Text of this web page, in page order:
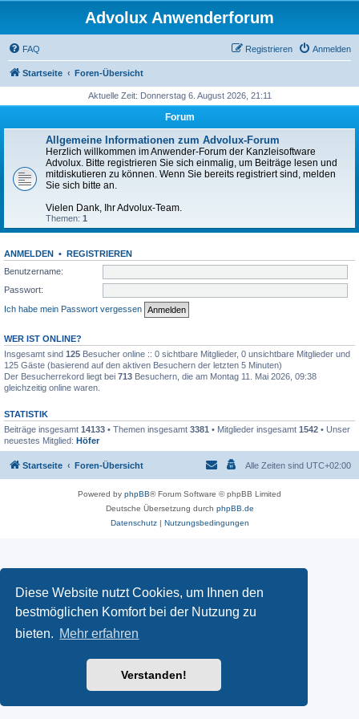
Diese Website nutzt Cookies, um Ihnen den
bestmöglichen Komfort bei der Nutzung zu
bieten. Mehr erfahren
Verstanden!
Advolux Anwenderforum
FAQ Anmelden
Registrieren
Startseite Foren-Übersicht
Aktuelle Zeit: Donnerstag 6. August 2026, 21:11
Forum
Allgemeine Informationen zum Advolux-Forum
Herzlich willkommen im Anwender-Forum der Kanzleisoftware
Advolux. Bitte registrieren Sie sich einmalig, um Beiträge lesen und
mitdiskutieren zu können. Wenn Sie bereits registriert sind, melden
Sie sich bitte an.
Vielen Dank, Ihr Advolux-Team.
Themen: 1
ANMELDEN • REGISTRIEREN
Benutzername:
Passwort:
Ich habe mein Passwort vergessen
WER IST ONLINE?
Insgesamt sind 125 Besucher online :: 0 sichtbare Mitglieder, 0 unsichtbare Mitglieder und
125 Gäste (basierend auf den aktiven Besuchern der letzten 5 Minuten)
Der Besucherrekord liegt bei 713 Besuchern, die am Montag 11. Mai 2026, 09:38
gleichzeitig online waren.
STATISTIK
Beiträge insgesamt 14133 • Themen insgesamt 3381 • Mitglieder insgesamt 1542 • Unser
neuestes Mitglied: Höfer
Startseite Foren-Übersicht Alle Zeiten sind UTC+02:00
Powered by phpBB® Forum Software © phpBB Limited
Deutsche Übersetzung durch phpBB.de
Datenschutz| Nutzungsbedingungen